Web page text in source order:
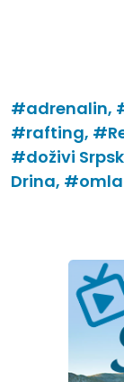
#adrenalin,
#rafting,
#doživi
Drina,